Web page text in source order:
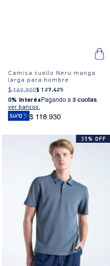
Camisa cuello Neru manga
larga para hombre
$ 169.900$ 127.425
0% Interés Pagando a 3 cuotas.
ver bancos.
$ 118.930
35% OFF